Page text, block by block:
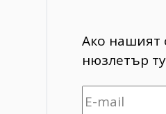
Ако нашият
нюзлетър